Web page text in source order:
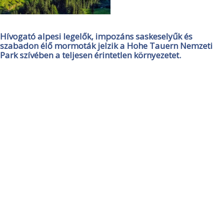
Hívogató alpesi legelők, impozáns saskeselyűk és
szabadon élő mormoták jelzik a Hohe Tauern Nemzeti
Park szívében a teljesen érintetlen környezetet.